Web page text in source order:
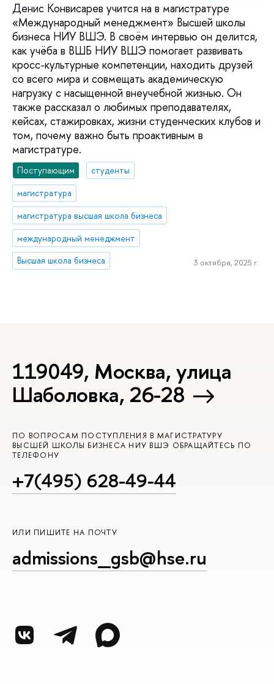
Денис Конвисарев учится на в магистратуре
«Международный менеджмент» Высшей школы
бизнеса НИУ ВШЭ. В своём интервью он делится,
как учёба в ВШБ НИУ ВШЭ помогает развивать
кросс-культурные компетенции, находить друзей
со всего мира и совмещать академическую
нагрузку с насыщенной внеучебной жизнью. Он
также рассказал о любимых преподавателях,
кейсах, стажировках, жизни студенческих клубов и
том, почему важно быть проактивным в
магистратуре.
Поступающим
студенты
магистратура
магистратура высшая школа бизнеса
международный менеджмент
Высшая школа бизнеса
3 октября, 2025 г.
119049, Москва, улица
Шаболовка, 26-28
ПО ВОПРОСАМ ПОСТУПЛЕНИЯ В МАГИСТРАТУРУ
ВЫСШЕЙ ШКОЛЫ БИЗНЕСА НИУ ВШЭ ОБРАЩАЙТЕСЬ ПО
ТЕЛЕФОНУ
+7(495) 628-49-44
ИЛИ ПИШИТЕ НА ПОЧТУ
admissions_gsb@hse.ru